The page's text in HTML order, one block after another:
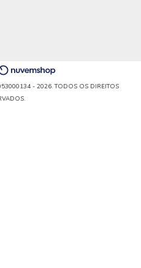
- 2026. TODOS OS DIREITOS